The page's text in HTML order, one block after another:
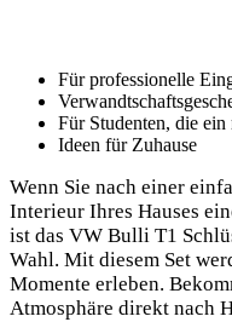
Für professionelle
Für ⁣Studenten, ‍die ein
Ideen für Zuhause
Wenn ⁤Sie nach einer‍
Interieur Ihres Hauses
ist das⁢ VW Bulli⁣ T1
Wahl.‌ Mit diesem Set
Momente‌ erleben.
Atmosphäre⁣ direkt⁤ nach